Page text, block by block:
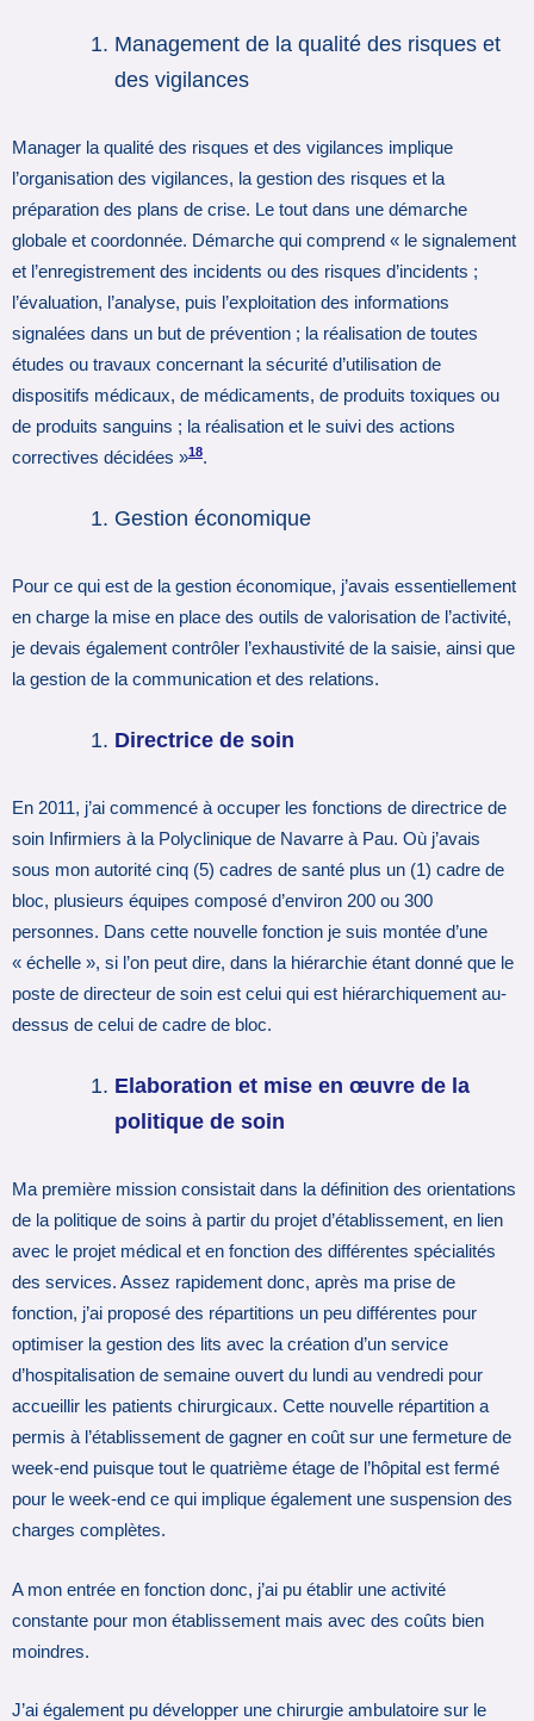
Management de la qualité des risques et
des vigilances
Manager la qualité des risques et des vigilances implique
l’organisation des vigilances, la gestion des risques et la
préparation des plans de crise. Le tout dans une démarche
globale et coordonnée. Démarche qui comprend « le signalement
et l’enregistrement des incidents ou des risques d’incidents ;
l’évaluation, l’analyse, puis l’exploitation des informations
signalées dans un but de prévention ; la réalisation de toutes
études ou travaux concernant la sécurité d’utilisation de
dispositifs médicaux, de médicaments, de produits toxiques ou
de produits sanguins ; la réalisation et le suivi des actions
correctives décidées »18.
Gestion économique
Pour ce qui est de la gestion économique, j’avais essentiellement
en charge la mise en place des outils de valorisation de l’activité,
je devais également contrôler l’exhaustivité de la saisie, ainsi que
la gestion de la communication et des relations.
Directrice de soin
En 2011, j’ai commencé à occuper les fonctions de directrice de
soin Infirmiers à la Polyclinique de Navarre à Pau. Où j’avais
sous mon autorité cinq (5) cadres de santé plus un (1) cadre de
bloc, plusieurs équipes composé d’environ 200 ou 300
personnes. Dans cette nouvelle fonction je suis montée d’une
« échelle », si l’on peut dire, dans la hiérarchie étant donné que le
poste de directeur de soin est celui qui est hiérarchiquement au-
dessus de celui de cadre de bloc.
Elaboration et mise en œuvre de la
politique de soin
Ma première mission consistait dans la définition des orientations
de la politique de soins à partir du projet d’établissement, en lien
avec le projet médical et en fonction des différentes spécialités
des services. Assez rapidement donc, après ma prise de
fonction, j’ai proposé des répartitions un peu différentes pour
optimiser la gestion des lits avec la création d’un service
d’hospitalisation de semaine ouvert du lundi au vendredi pour
accueillir les patients chirurgicaux. Cette nouvelle répartition a
permis à l’établissement de gagner en coût sur une fermeture de
week-end puisque tout le quatrième étage de l’hôpital est fermé
pour le week-end ce qui implique également une suspension des
charges complètes.
A mon entrée en fonction donc, j’ai pu établir une activité
constante pour mon établissement mais avec des coûts bien
moindres.
J’ai également pu développer une chirurgie ambulatoire sur le